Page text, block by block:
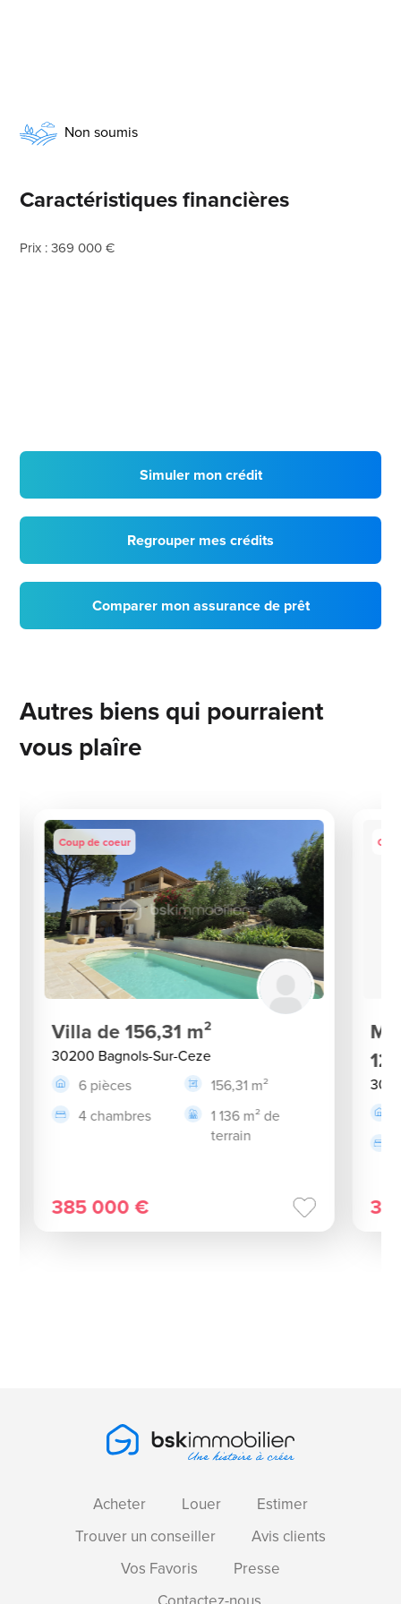
Non soumis
Caractéristiques financières
Prix : 369 000 €
Simuler mon crédit
Regrouper mes crédits
Comparer mon assurance de prêt
Autres biens qui pourraient
vous plaîre
Coup de coeur
Villa de 156,31 m²
30200 Bagnols-Sur-Ceze
6 pièces
156,31 m²
4 chambres
1 136 m² de
terrain
385 000 €
Acheter Louer
Estimer
Trouver un conseiller
Avis clients
Vos Favoris
Presse